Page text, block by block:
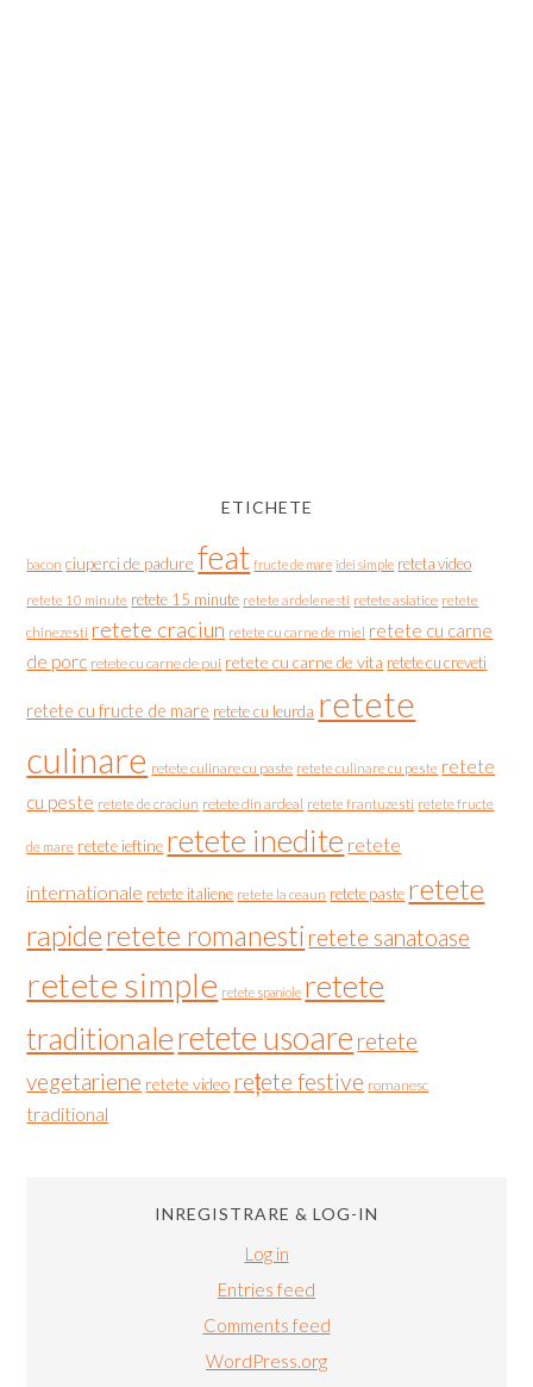
ETICHETE
bacon ciuperci de padure feat fructe de mare idei simple reteta video
retete 10 minute retete 15 minute retete ardelenesti retete asiatice retete
chinezesti retete craciun retete cu carne de miel retete cu carne
de porc retete cu carne de pui retete cu carne de vita retete cu creveti
retete cu fructe de mare retete cu leurda retete
culinare retete culinare cu paste retete culinare cu peste retete
cu peste retete de craciun retete din ardeal retete frantuzesti retete fructe
de mare retete ieftine retete inedite retete
internationale retete italiene retete la ceaun retete paste retete
rapideretete romanesti retete sanatoase
retete simple retete spaniole retete
traditionaleretete usoare retete
vegetariene retete video rețete festive romanesc
traditional
INREGISTRARE & LOG-IN
Log in
Entries feed
Comments feed
WordPress.org